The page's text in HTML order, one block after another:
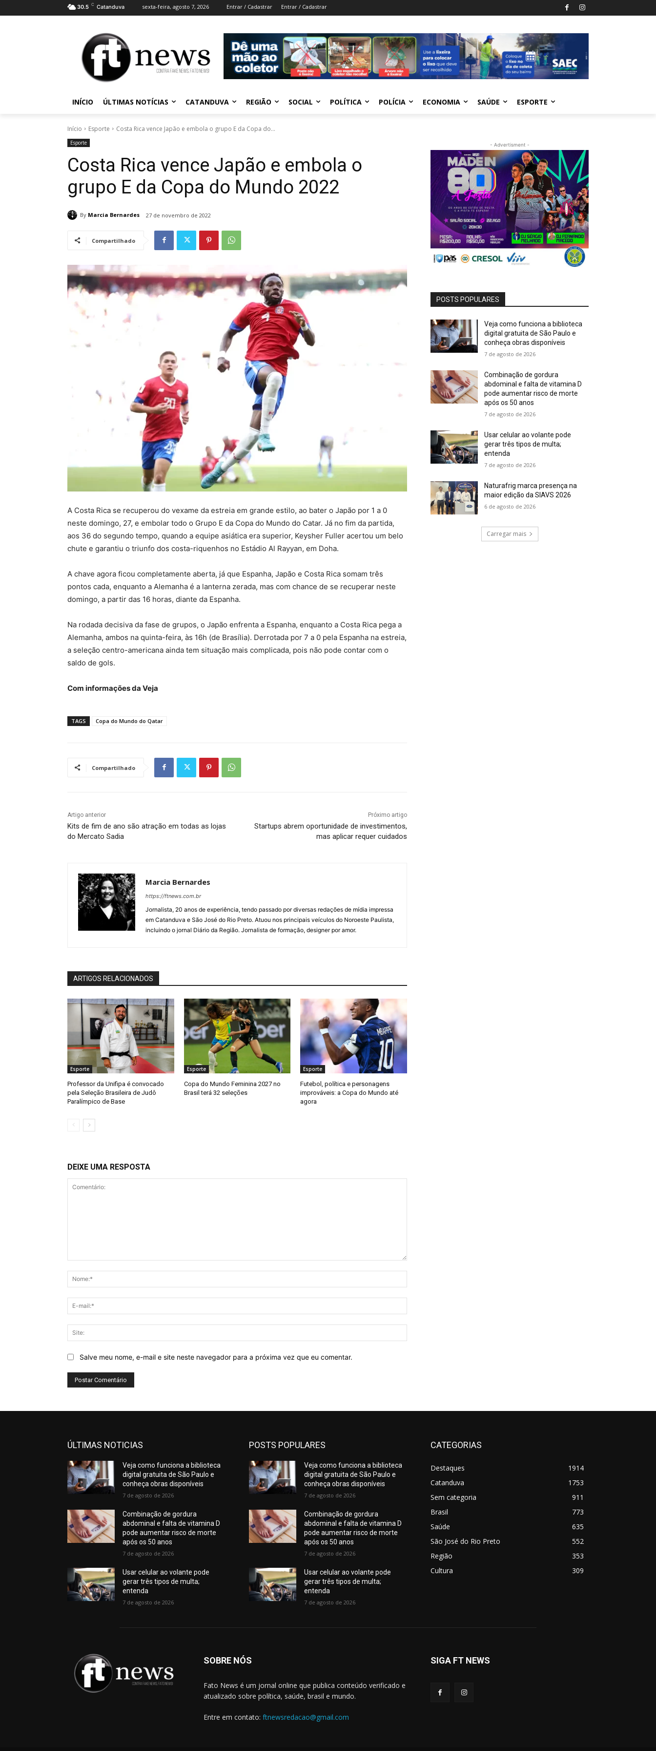
30.5 C Catanduva sexta-feira, agosto 7, 2026 Entrar / Cadastrar Entrar / Cadastrar
INÍCIO ÚLTIMAS NOTÍCIAS CATANDUVA REGIÃO SOCIAL POLÍTICA POLÍCIA ECONOMIA SAÚDE ESPORTE
Início Esporte Costa Rica vence Japão e embola o grupo E da Copa do...
Esporte
Costa Rica vence Japão e embola o
grupo E da Copa do Mundo 2022
By Marcia Bernardes 27 de novembro de 2022
Compartilhado
A Costa Rica se recuperou do vexame da estreia em grande estilo, ao bater o Japão por 1 a 0
neste domingo, 27, e embolar todo o Grupo E da Copa do Mundo do Catar. Já no fim da partida,
aos 36 do segundo tempo, quando a equipe asiática era superior, Keysher Fuller acertou um belo
chute e garantiu o triunfo dos costa-riquenhos no Estádio Al Rayyan, em Doha.
A chave agora ficou completamente aberta, já que Espanha, Japão e Costa Rica somam três
pontos cada, enquanto a Alemanha é a lanterna zerada, mas com chance de se recuperar neste
domingo, a partir das 16 horas, diante da Espanha.
Na rodada decisiva da fase de grupos, o Japão enfrenta a Espanha, enquanto a Costa Rica pega a
Alemanha, ambos na quinta-feira, às 16h (de Brasília). Derrotada por 7 a 0 pela Espanha na estreia,
a seleção centro-americana ainda tem situação mais complicada, pois não pode contar com o
saldo de gols.
Com informações da Veja
TAGS Copa do Mundo do Qatar
Compartilhado
Artigo anterior
Kits de fim de ano são atração em todas as lojas
do Mercato Sadia
Próximo artigo
Startups abrem oportunidade de investimentos,
mas aplicar requer cuidados
Marcia Bernardes
https://ftnews.com.br
Jornalista, 20 anos de experiência, tendo passado por diversas redações de mídia impressa
em Catanduva e São José do Rio Preto. Atuou nos principais veículos do Noroeste Paulista,
incluindo o jornal Diário da Região. Jornalista de formação, designer por amor.
ARTIGOS RELACIONADOS
Esporte
Professor da Unifipa é convocado
pela Seleção Brasileira de Judô
Paralímpico de Base
Esporte
Copa do Mundo Feminina 2027 no
Brasil terá 32 seleções
Esporte
Futebol, política e personagens
improváveis: a Copa do Mundo até
agora
DEIXE UMA RESPOSTA
mail:*
Salve meu nome, e-mail e site neste navegador para a próxima vez que eu comentar.
- Advertisment -
POSTS POPULARES
Veja como funciona a biblioteca
digital gratuita de São Paulo e
conheça obras disponíveis
7 de agosto de 2026
Combinação de gordura
abdominal e falta de vitamina D
pode aumentar risco de morte
após os 50 anos
7 de agosto de 2026
Usar celular ao volante pode
gerar três tipos de multa;
entenda
7 de agosto de 2026
Naturafrig marca presença na
maior edição da SIAVS 2026
6 de agosto de 2026
Carregar mais
ÚLTIMAS NOTICIAS
Veja como funciona a biblioteca
digital gratuita de São Paulo e
conheça obras disponíveis
7 de agosto de 2026
Combinação de gordura
abdominal e falta de vitamina D
pode aumentar risco de morte
após os 50 anos
7 de agosto de 2026
Usar celular ao volante pode
gerar três tipos de multa;
entenda
7 de agosto de 2026
POSTS POPULARES
Veja como funciona a biblioteca
digital gratuita de São Paulo e
conheça obras disponíveis
7 de agosto de 2026
Combinação de gordura
abdominal e falta de vitamina D
pode aumentar risco de morte
após os 50 anos
7 de agosto de 2026
Usar celular ao volante pode
gerar três tipos de multa;
entenda
7 de agosto de 2026
CATEGORIAS
Destaques
1914
Catanduva
1753
Sem categoria
911
Brasil
773
Saúde
635
São José do Rio Preto
552
Região
353
Cultura
309
SOBRE NÓS
Fato News é um jornal online que publica conteúdo verificado e
atualizado sobre política, saúde, brasil e mundo.
Entre em contato: ftnewsredacao@gmail.com
SIGA FT NEWS